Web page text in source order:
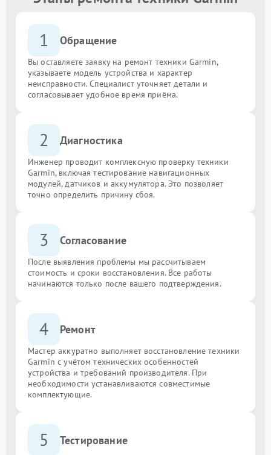
1 Обращение
Вы оставляете заявку на ремонт техники Garmin,
указываете модель устройства и характер
неисправности. Специалист уточняет детали и
согласовывает удобное время приёма.
2 Диагностика
Инженер проводит комплексную проверку техники
Garmin, включая тестирование навигационных
модулей, датчиков и аккумулятора. Это позволяет
точно определить причину сбоя.
3 Согласование
После выявления проблемы мы рассчитываем
стоимость и сроки восстановления. Все работы
начинаются только после вашего подтверждения.
4 Ремонт
Мастер аккуратно выполняет восстановление техники
Garmin с учётом технических особенностей
устройства и требований производителя. При
необходимости устанавливаются совместимые
комплектующие.
5 Тестирование